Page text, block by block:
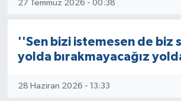
27 Temmuz 2026 - 00:38
''Sen bizi istemesen de biz
yolda bırakmayacağız
28 Haziran 2026 - 13:33